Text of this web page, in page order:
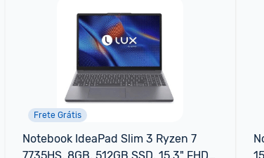
Frete Grátis
Notebook IdeaPad Slim 3 Ryzen 7